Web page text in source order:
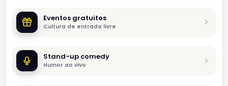
Eventos gratuitos
Cultura de entrada livre
Stand-up comedy
Humor ao vivo